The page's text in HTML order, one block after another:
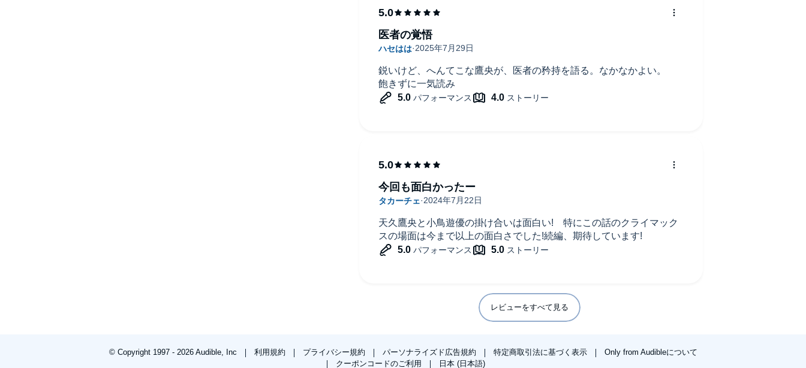
鋭いけど、へんてこな鷹央が、医者の矜持を語る。なかなかよい。
飽きずに一気読み
医者の覚悟
天久鷹央と小鳥遊優の掛け合いは面白い! 特にこの話のクライマック
スの場面は今まで以上の面白さでした!続編、期待しています!
今回も面白かったー
レビューをすべて見る
© Copyright 1997 - 2026 Audible, Inc 利用規約 プライバシー規約 パーソナライズド広告規約 特定商取引法に基づく表示
Only from Audibleについて
クーポンコードのご利用
日本 (日本語)